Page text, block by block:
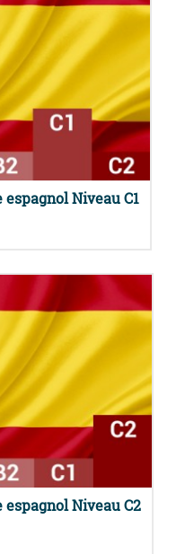
Niveau C1
Niveau C2